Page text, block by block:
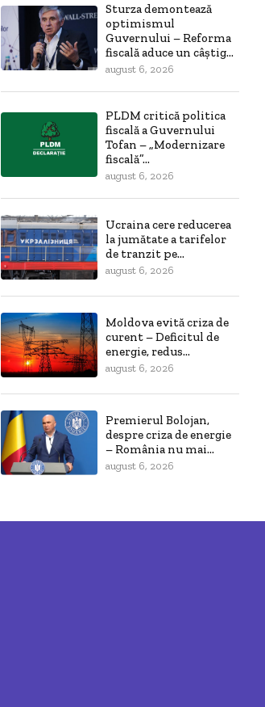
Sturza demontează
optimismul
Guvernului – Reforma
fiscală aduce un câștig...
august 6, 2026
PLDM critică politica
fiscală a Guvernului
Tofan – „Modernizare
fiscală”...
august 6, 2026
Ucraina cere reducerea
la jumătate a tarifelor
de tranzit pe...
august 6, 2026
Moldova evită criza de
curent – Deficitul de
energie, redus...
august 6, 2026
Premierul Bolojan,
despre criza de energie
– România nu mai...
august 6, 2026